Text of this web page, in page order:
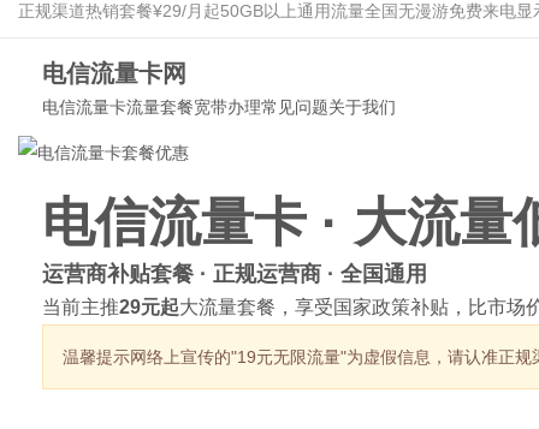
正规渠道热销套餐¥29/月起50GB以上通用流量全国无漫游免费来电
电信流量卡网
电信流量卡流量套餐宽带办理常见问题关于我们
电信流量卡 · 大流量
运营商补贴套餐 · 正规运营商 · 全国通用
当前主推29元起大流量套餐，享受国家政策补贴，比市场
温馨提示网络上宣传的"19元无限流量"为虚假信息，请认准正规